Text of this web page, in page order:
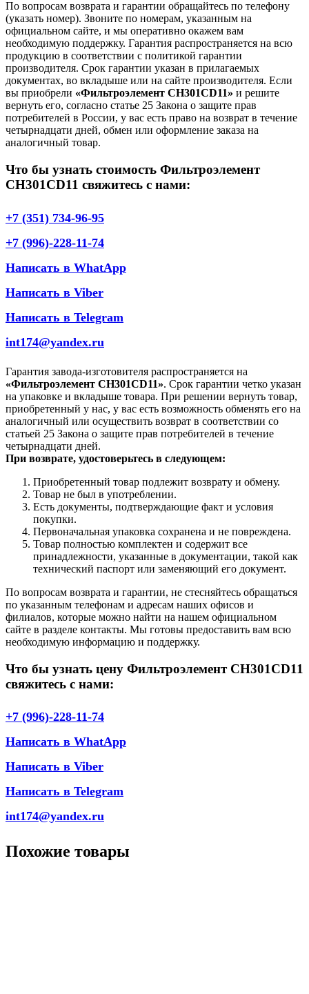
По вопросам возврата и гарантии обращайтесь по телефону
(указать номер). Звоните по номерам, указанным на
официальном сайте, и мы оперативно окажем вам
необходимую поддержку. Гарантия распространяется на всю
продукцию в соответствии с политикой гарантии
производителя. Срок гарантии указан в прилагаемых
документах, во вкладыше или на сайте производителя. Если
вы приобрели «Фильтроэлемент CH301CD11» и решите
вернуть его, согласно статье 25 Закона о защите прав
потребителей в России, у вас есть право на возврат в течение
четырнадцати дней, обмен или оформление заказа на
аналогичный товар.
Что бы узнать стоимость Фильтроэлемент
CH301CD11 свяжитесь с нами:
+7 (351) 734-96-95
+7 (996)-228-11-74
Написать в WhatApp
Написать в Viber
Написать в Telegram
int174@yandex.ru
Гарантия завода-изготовителя распространяется на
«Фильтроэлемент CH301CD11». Срок гарантии четко указан
на упаковке и вкладыше товара. При решении вернуть товар,
приобретенный у нас, у вас есть возможность обменять его на
аналогичный или осуществить возврат в соответствии со
статьей 25 Закона о защите прав потребителей в течение
четырнадцати дней.
При возврате, удостоверьтесь в следующем:
Приобретенный товар подлежит возврату и обмену.
Товар не был в употреблении.
Есть документы, подтверждающие факт и условия
покупки.
Первоначальная упаковка сохранена и не повреждена.
Товар полностью комплектен и содержит все
принадлежности, указанные в документации, такой как
технический паспорт или заменяющий его документ.
По вопросам возврата и гарантии, не стесняйтесь обращаться
по указанным телефонам и адресам наших офисов и
филиалов, которые можно найти на нашем официальном
сайте в разделе контакты. Мы готовы предоставить вам всю
необходимую информацию и поддержку.
Что бы узнать цену Фильтроэлемент CH301CD11
свяжитесь с нами:
+7 (996)-228-11-74
Написать в WhatApp
Написать в Viber
Написать в Telegram
int174@yandex.ru
Похожие товары